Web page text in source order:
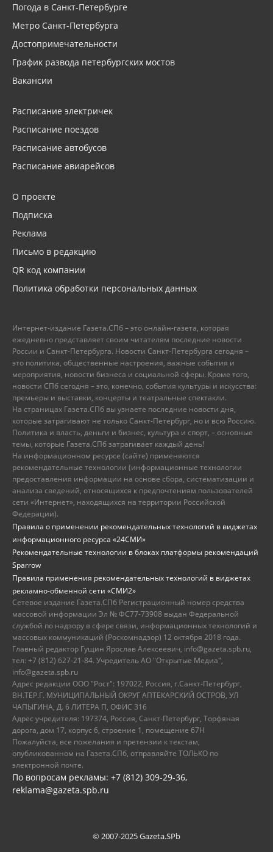
Погода в Санкт-Петербурге
Метро Санкт-Петербурга
Достопримечательности
График развода петербургских мостов
Вакансии
Расписание электричек
Расписание поездов
Расписание автобусов
Расписание авиарейсов
О проекте
Подписка
Реклама
Письмо в редакцию
QR код компании
Политика обработки персональных данных
Интернет-издание Газета.СПб – это онлайн-газета, которая
ежедневно представляет своим читателям последние новости
России и Санкт-Петербурга. Новости Санкт-Петербурга сегодня –
это политика, общественные настроения, важные события и
мероприятия, новости бизнеса и социальной сферы. Кроме того,
новости СПб сегодня – это, конечно, события культуры и искусства:
премьеры и выставки, концерты и театральные спектакли.
На страницах Газета.СПб вы узнаете последние новости дня,
которые затрагивают не только Санкт-Петербург, но и всю Россию.
Политика и власть, деньги и бизнес, культура и спорт, – основные
темы, которые Газета.СПб затрагивает каждый день!
На информационном ресурсе (сайте) применяются
рекомендательные технологии (информационные технологии
предоставления информации на основе сбора, систематизации и
анализа сведений, относящихся к предпочтениям пользователей
сети «Интернет», находящихся на территории Российской
Федерации).
Правила о применении рекомендательных технологий в виджетах
информационного ресурса «24СМИ»
Рекомендательные технологии в блоках платформы рекомендаций
Sparrow
Правила применения рекомендательных технологий в виджетах
рекламно-обменной сети «СМИ2»
Сетевое издание Газета.СПб Регистрационный номер средства
массовой информации Эл № ФС77-73908 выдан Федеральной
службой по надзору в сфере связи, информационных технологий и
массовых коммуникаций (Роскомнадзор) 12 октября 2018 года.
Главный редактор Гущин Ярослав Алексеевич, info@gazeta.spb.ru,
тел: +7 (812) 627-21-84. Учредитель АО "Открытые Медиа",
info@gazeta.spb.ru
Адрес редакции ООО "Рост": 197022, Россия, г.Санкт-Петербург,
ВН.ТЕР.Г. МУНИЦИПАЛЬНЫЙ ОКРУГ АПТЕКАРСКИЙ ОСТРОВ, УЛ
ЧАПЫГИНА, Д. 6 ЛИТЕРА П, ОФИС 316
Адрес учредителя: 197374, Россия, Санкт-Петербург, Торфяная
дорога, дом 17, корпус 6, строение 1, помещение 67Н
Пожалуйста, все пожелания и претензии к текстам,
опубликованном на Газета.СПб, отправляйте ТОЛЬКО по
электронной почте.
По вопросам рекламы: +7 (812) 309-29-36,
reklama@gazeta.spb.ru
© 2007-2025 Gazeta.SPb